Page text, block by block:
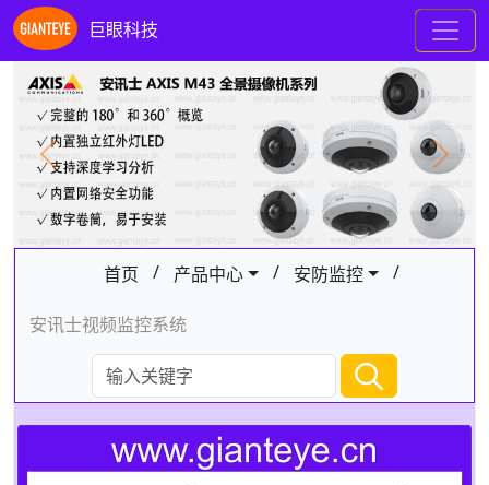
巨眼科技
Previous Next
首页 / 产品中心 / 安防监控 /
安讯士视频监控系统